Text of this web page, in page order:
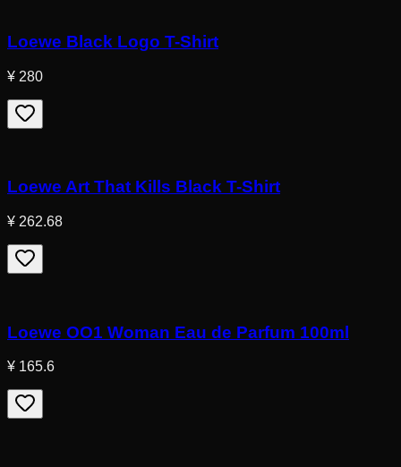
Loewe Black Logo T-Shirt
¥ 280
Loewe Art That Kills Black T-Shirt
¥ 262.68
Loewe OO1 Woman Eau de Parfum 100ml
¥ 165.6